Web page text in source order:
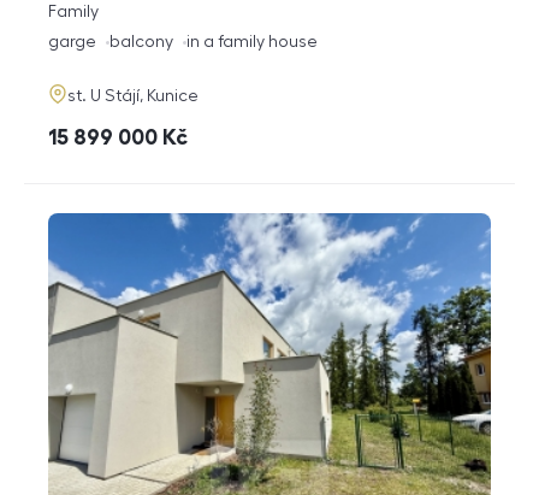
rozměry
disposition
Family
funkce
garge balcony in a family house
adresa
st. U Stájí, Kunice
cena
15 899 000 Kč